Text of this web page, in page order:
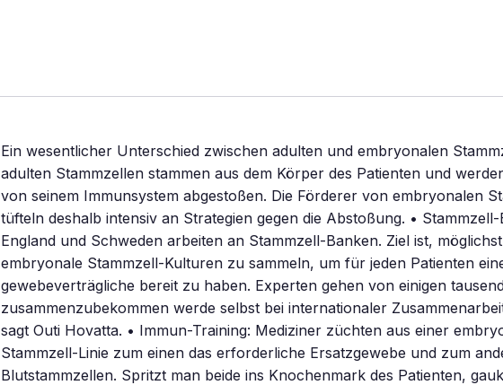
Ein wesentlicher Unterschied zwischen adulten und embryonalen
adulten Stammzellen stammen aus dem Körper des Patienten und
von seinem Immunsystem abgestoßen. Die Förderer von embryonalen
tüfteln deshalb intensiv an Strategien gegen die Abstoßung. • Stammzell-
England und Schweden arbeiten an Stammzell-Banken. Ziel ist,
embryonale Stammzell-Kulturen zu sammeln, um für jeden Patienten
gewebeverträgliche bereit zu haben. Experten gehen von einigen
zusammenzubekommen werde selbst bei internationaler
sagt Outi Hovatta. • Immun-Training: Mediziner züchten aus einer
Stammzell-Linie zum einen das erforderliche Ersatzgewebe und zum
Blutstammzellen. Spritzt man beide ins Knochenmark des Patienten,